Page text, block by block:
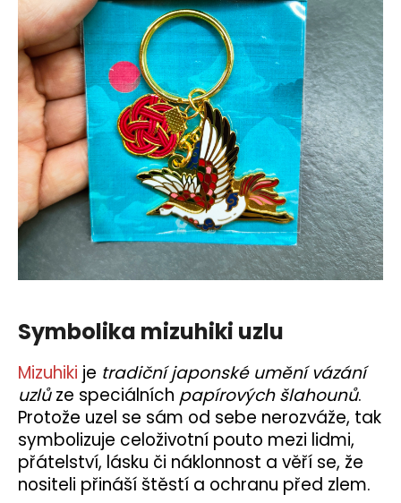
Symbolika mizuhiki uzlu
Mizuhiki je tradiční japonské umění vázání
uzlůze speciálních papírových šlahounů.
Protože uzel se sám od sebe nerozváže, tak
symbolizuje celoživotní pouto mezi lidmi,
přátelství, lásku či náklonnost a věří se, že
nositeli přináší štěstí a ochranu před zlem.